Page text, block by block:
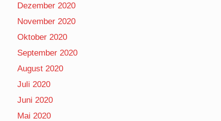
Dezember 2020
November 2020
Oktober 2020
September 2020
August 2020
Juli 2020
Juni 2020
Mai 2020